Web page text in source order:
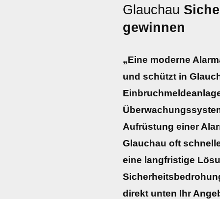
Glauchau
gewinnen
„Eine moderne
und schützt in
Aufrüstung einer
Glauchau oft
eine langfristige
direkt unten Ihr